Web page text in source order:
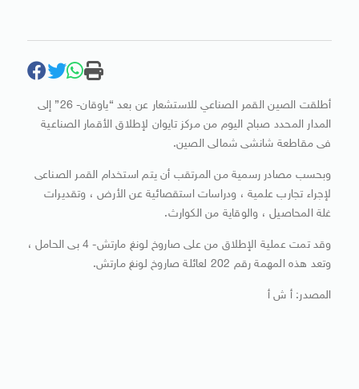
أطلقت الصين القمر الصناعي للاستشعار عن بعد “ياوقان- 26” إلى
المدار المحدد صباح اليوم من مركز تايوان لإطلاق الأقمار الصناعية
فى مقاطعة شانشى شمالى الصين.
وبحسب مصادر رسمية من المرتقب أن يتم استخدام القمر الصناعى
لإجراء تجارب علمية ، ودراسات استقصائية عن الأرض ، وتقديرات
غلة المحاصيل ، والوقاية من الكوارث.
وقد تمت عملية الإطلاق من على صاروخ لونغ مارتش- 4 بى الحامل ،
وتعد هذه المهمة رقم 202 لعائلة صاروخ لونغ مارتش.
المصدر: أ ش أ